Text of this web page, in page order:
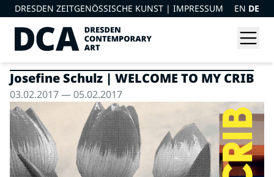
DRESDEN ZEITGENÖSSISCHE KUNST | IMPRESSUM EN DE
Josefine Schulz | WELCOME TO MY CRIB
03.02.2017 — 05.02.2017